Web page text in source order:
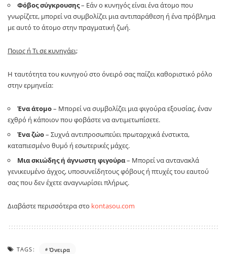
Φόβος σύγκρουσης– Εάν ο κυνηγός είναι ένα άτομο που
γνωρίζετε, μπορεί να συμβολίζει μια αντιπαράθεση ή ένα πρόβλημα
με αυτό το άτομο στην πραγματική ζωή.
Ποιος ή Τι σε κυνηγάει;
Η ταυτότητα του κυνηγού στο όνειρό σας παίζει καθοριστικό ρόλο
στην ερμηνεία:
Ένα άτομο– Μπορεί να συμβολίζει μια φιγούρα εξουσίας, έναν
εχθρό ή κάποιον που φοβάστε να αντιμετωπίσετε.
Ένα ζώο– Συχνά αντιπροσωπεύει πρωταρχικά ένστικτα,
καταπιεσμένο θυμό ή εσωτερικές μάχες.
Μια σκιώδης ή άγνωστη φιγούρα– Μπορεί να αντανακλά
γενικευμένο άγχος, υποσυνείδητους φόβους ή πτυχές του εαυτού
σας που δεν έχετε αναγνωρίσει πλήρως.
Διαβάστε περισσότερα στο kontasou.com
TAGS: Όνειρα